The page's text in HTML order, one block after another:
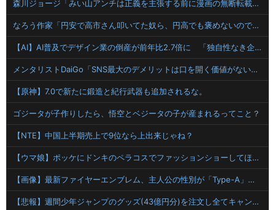
森川ジョージ「みい山アンチは正義を主張する前に漫画の無断転載をやめろよ」←これwwww
なろう作家「円安で高市さん叩いてた奴ら、円高でも褒めないのでポジショントーク確定ｗｗｗ」
【AI】AI普及でデザイン業の倒産が前年比2.7倍に 「独自性なき企業は淘汰」 東京商工リサーチ
メンタリストDaiGo「SNS最大のデメリットは口を開く価値がない奴が発信できるようになったこと」
【原神】7.0で新たに鍛造と紀行武器も追加されるな。
ゴジータが子作りしたら、悟空とベジータの子が産まれるってこと？
【NTE】中国上半期売上で9位なら上出来じゃね？
【ウマ娘】ポッケにドンキのペラコスでファッションショーしてほしい…
【画像】最新ファイヤーエンブレム、主人公の性別が「Type-A」と「Type-B」になってしまう
【悲報】週間少年ジャンプのグッズ(43億円分)を注文し全てキャンセルした女逮捕ｗｗｗｗｗｗｗｗ